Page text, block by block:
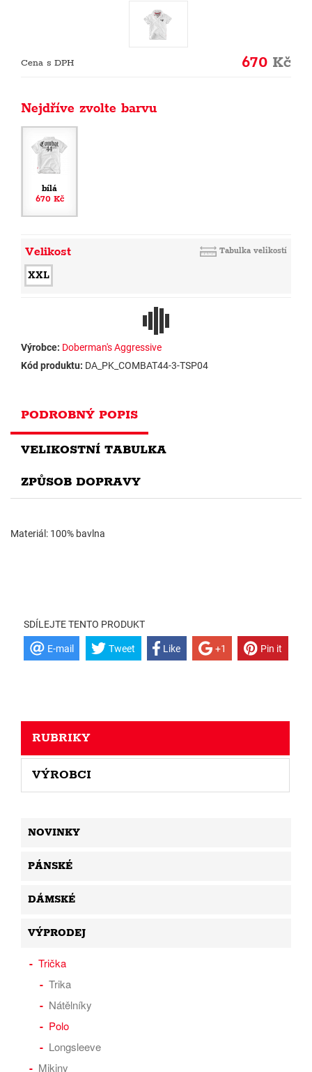
Cena s DPH 670 Kč
Nejdříve zvolte barvu
bílá
670 Kč
Velikost Tabulka velikostí
XXL
Výrobce: Doberman's Aggressive
Kód produktu: DA_PK_COMBAT44-3-TSP04
PODROBNÝ POPIS
VELIKOSTNÍ TABULKA
ZPŮSOB DOPRAVY
Materiál: 100% bavlna
SDÍLEJTE TENTO PRODUKT
E-mail Tweet Like +1 Pin it
RUBRIKY
VÝROBCI
NOVINKY
PÁNSKÉ
DÁMSKÉ
VÝPRODEJ
Trička
Trika
Nátělníky
Polo
Longsleeve
Mikiny